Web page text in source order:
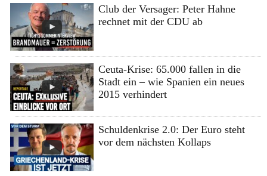
Club der Versager: Peter Hahne
rechnet mit der CDU ab
Ceuta-Krise: 65.000 fallen in die
Stadt ein – wie Spanien ein neues
2015 verhindert
Schuldenkrise 2.0: Der Euro steht
vor dem nächsten Kollaps